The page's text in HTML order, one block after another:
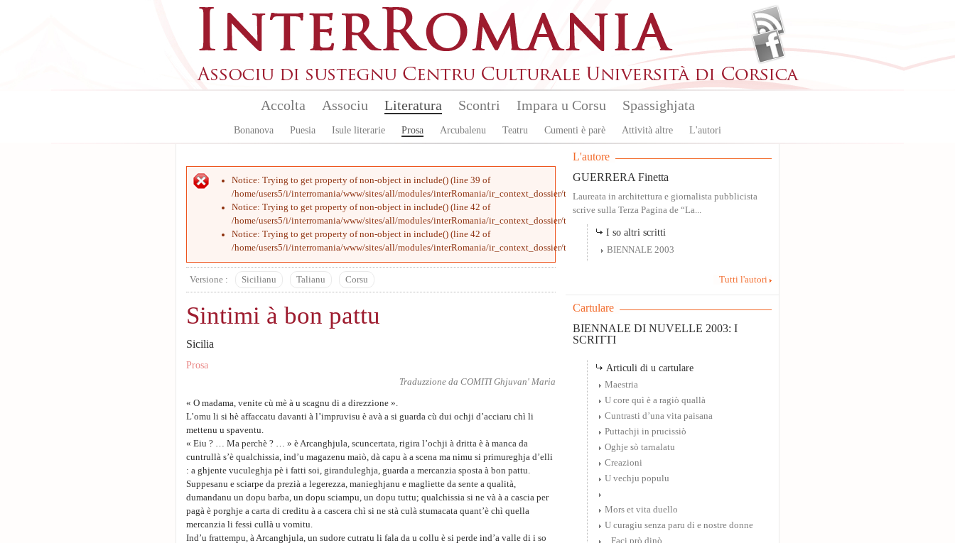
Accolta Associu Literatura
Bonanova Puesia Isule literarie Prosa Arcubalenu Teatru Cumenti è parè Attività altre L'autori
Scontri Impara u Corsu Spassighjata
Error message
Notice: Trying to get property of non-object in include()(line 39 of
/home/users5/i/interromania/www/sites/all/modules/interRomania/ir_context_dossier/templates/block_context_dossier.tpl.php).
Notice: Trying to get property of non-object in include()(line 42 of
/home/users5/i/interromania/www/sites/all/modules/interRomania/ir_context_dossier/templates/block_context_dossier.tpl.php
Notice: Trying to get property of non-object in include()(line 42 of
/home/users5/i/interromania/www/sites/all/modules/interRomania/ir_context_dossier/templates/block_context_dossier.tpl.php
Versione : Sicilianu Talianu Corsu
Sintimi à bon pattu
Sicilia
Prosa
Traduzzione da COMITI Ghjuvan' Maria
« O madama, venite cù mè à u scagnu di a direzzione ».
L’omu li si hè affaccatu davanti à l’impruvisu è avà a si guarda cù dui ochji d’acciaru chì li
mettenu u spaventu.
« Eiu ? … Ma perchè ? … » è Arcanghjula, scuncertata, rigira l’ochji à dritta è à manca da
cuntrullà s’è qualchissia, ind’u magazenu maiò, dà capu à a scena ma nimu si primureghja d’elli
: a ghjente vuculeghja pè i fatti soi, giranduleghja, guarda a mercanzia sposta à bon pattu.
Suppesanu e sciarpe da prezià a legerezza, manieghjanu e magliette da sente a qualità,
dumandanu un dopu barba, un dopu sciampu, un dopu tuttu; qualchissia si ne và à a cascia per
pagà è porghje a carta di creditu à a cascera chì si ne stà culà stumacata quant’è chì quella
mercanzia li fessi cullà u vomitu.
Ind’u frattempu, à Arcanghjula, un sudore cutratu li fala da u collu è si perde ind’a valle di i so
L'autore
GUERRERA Finetta
Laureata in architettura e giornalista pubblicista
scrive sulla Terza Pagina de “La...
I so altri scritti
BIENNALE 2003
Tutti l'autori
Cartulare
BIENNALE DI NUVELLE 2003: I
SCRITTI
Articuli di u cartulare
Maestria
U core quì è a ragiò quallà
Cuntrasti d’una vita paisana
Puttachji in prucissiò
Oghje sò tarnalatu
Creazioni
U vechju populu
Mors et vita duello
U curagiu senza paru di e nostre donne
...Faci prò dinò